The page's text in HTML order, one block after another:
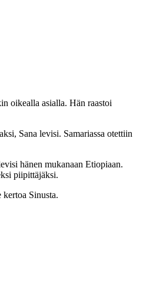
oikealla asialla. Hän raastoi
Sana levisi. Samariassa otettiin
hänen mukanaan Etiopiaan.
piipittäjäksi.
Sinusta.